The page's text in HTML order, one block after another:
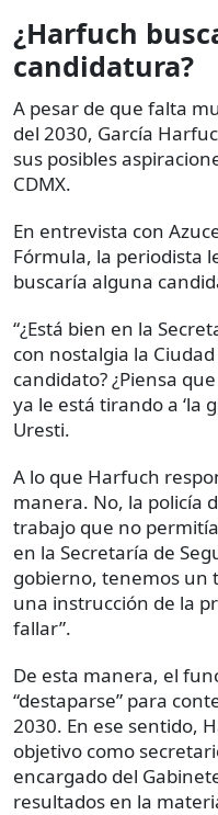
¿Harfuch
candidatura?
A pesar de que falta
del 2030, García
sus posibles
CDMX.
En entrevista con
Fórmula, la periodista
buscaría alguna
“¿Está bien en la
con nostalgia la
candidato? ¿Piensa
ya le está tirando a ‘la
Uresti.
A lo que Harfuch
manera. No, la policía
trabajo que no
en la Secretaría de
gobierno, tenemos un
una instrucción de la
fallar”.
De esta manera, el
“destaparse” para
2030. En ese sentido,
objetivo como
encargado del
resultados en la